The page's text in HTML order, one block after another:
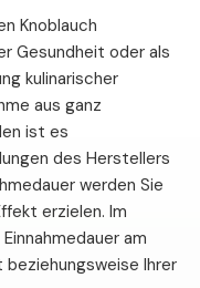
Knoblauch
Gesundheit oder als
kulinarischer
aus ganz
ist es
des Herstellers
werden Sie
erzielen. Im
am
Ihrer